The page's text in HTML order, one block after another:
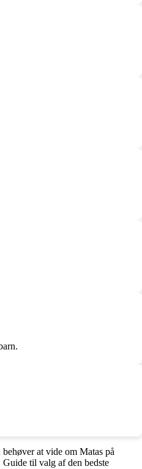
at vide om Matas på
Guide til valg af den bedste